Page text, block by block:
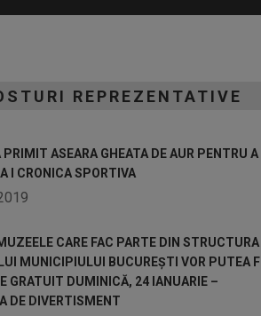
REPREZENTATIVE
PRIMIT ASEARA GHEATA DE AUR PENTRU A
I CRONICA SPORTIVA
CARE FAC PARTE DIN STRUCTURA
MUNICIPIULUI BUCUREȘTI VOR PUTEA FI
GRATUIT DUMINICĂ, 24 IANUARIE –
DE DIVERTISMENT